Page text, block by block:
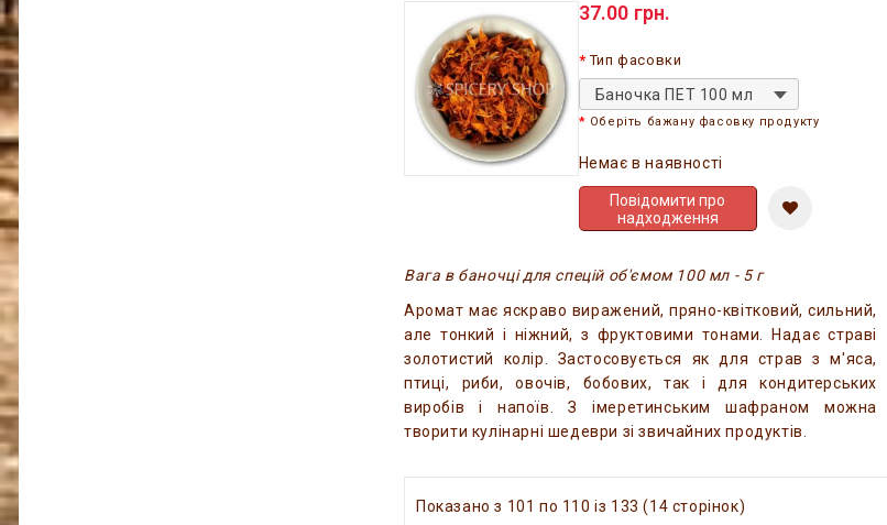
37.00 грн.
Тип фасовки
Баночка ПЕТ 100 мл
Оберіть бажану фасовку продукту
Немає в наявності
Повідомити про
надходження
Вага в баночці для спецій об'ємом 100 мл - 5 г
Аромат має яскраво виражений, пряно-квітковий, сильний,
але тонкий і ніжний, з фруктовими тонами. Надає страві
золотистий колір. Застосовується як для страв з м'яса,
птиці, риби, овочів, бобових, так і для кондитерських
виробів і напоїв. З імеретинським шафраном можна
творити кулінарні шедеври зі звичайних продуктів.
Показано з 101 по 110 із 133 (14 сторінок)